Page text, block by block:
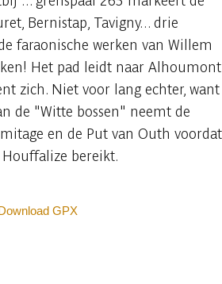
Bernistap, Tavigny... drie
faraonische werken van Willem
Het pad leidt naar Alhoumont
zich. Niet voor lang echter, want
de "Witte bossen" neemt de
en de Put van Outh voordat
bereikt.
GPX